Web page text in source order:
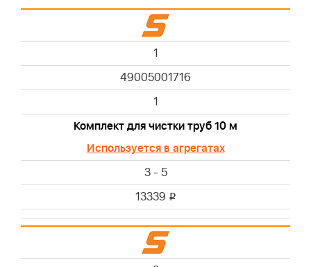
1
49005001716
1
Комплект для чистки труб 10 м
Используется в агрегатах
3 - 5
13339 i